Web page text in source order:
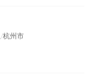
/杭州市